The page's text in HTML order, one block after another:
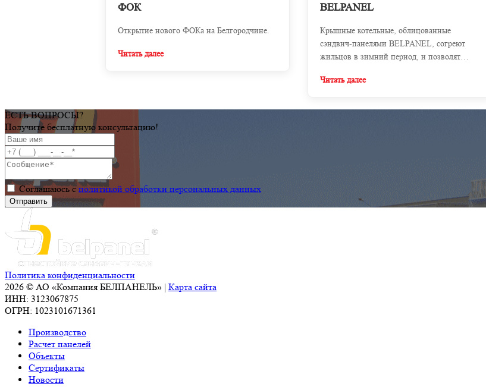
ФОК
Открытие нового ФОКа на Белгородчине.
Читать далее
BELPANEL
Крышные котельные, облицованные
сэндвич-панелями BELPANEL, согреют
жильцов в зимний период, и позволят
без отключений!
Читать далее
ЕСТЬ ВОПРОСЫ?
Получите бесплатную консультацию!
Соглашаюсь сполитикой обработки персональных данных
Политика конфиденциальности
2026 © АО «Компания БЕЛПАНЕЛЬ» | Карта сайта
ИНН: 3123067875
ОГРН: 1023101671361
Производство
Расчет панелей
Объекты
Сертификаты
Новости